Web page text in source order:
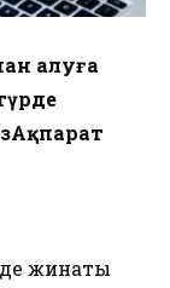
алуға
жинақты